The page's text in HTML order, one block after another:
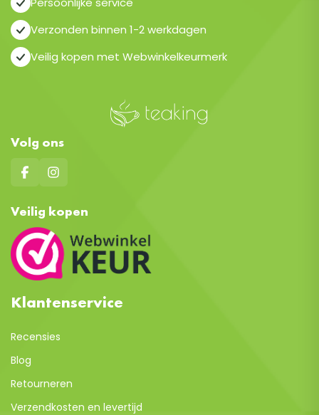
Verzonden binnen 1-2 werkdagen
Veilig kopen met Webwinkelkeurmerk
Volg ons
Veilig kopen
Klantenservice
Recensies
Blog
Retourneren
Verzendkosten en levertijd